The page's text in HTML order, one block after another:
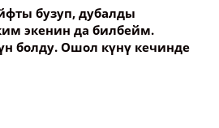
бузуп, дубалды
экенин да билбейм.
болду. Ошол күнү кечинде